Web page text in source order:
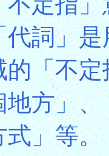
詞」
「不
方」
式」等。